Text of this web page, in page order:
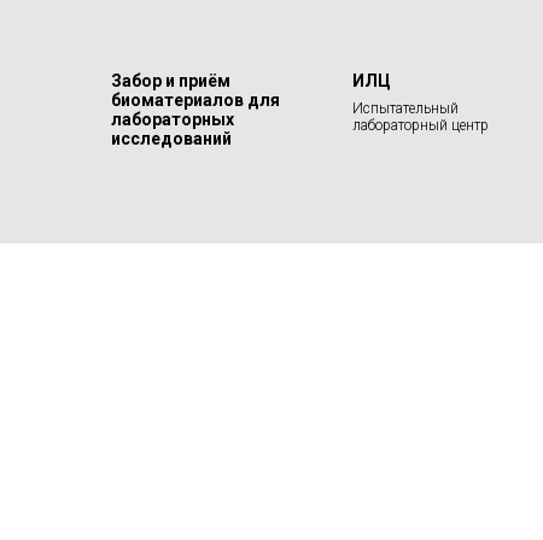
Забор и приём
биоматериалов для
лабораторных
исследований
ИЛЦ
Испытательный
лабораторный центр